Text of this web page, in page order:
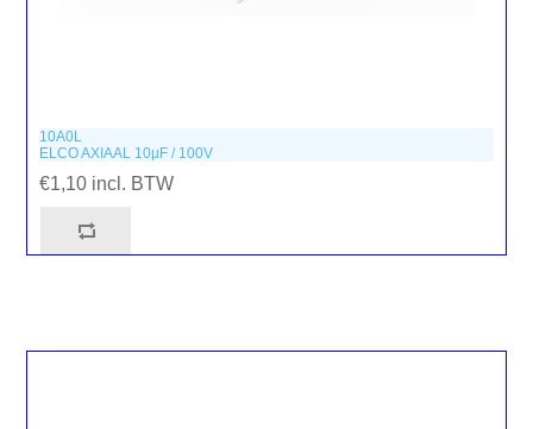
10A0L
ELCO AXIAAL 10µF / 100V
€1,10 incl. BTW